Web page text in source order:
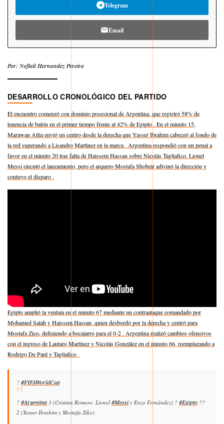
Telegram
Email
Por: Neftali Hernandez Pereira
DESARROLLO CRONOLÓGICO DEL PARTIDO
El encuentro comenzó con dominio posesional de Argentina, que registró 58% de
tenencia de balón en el primer tiempo frente al 42% de Egipto . En el minuto 15,
Marawan Attia envió un centro desde la derecha que Yasser Ibrahim cabeceó al fondo de
la red superando a Lisandro Martínez en la marca . Argentina respondió con un penal a
favor en el minuto 20 tras falta de Haissem Hassan sobre Nicolás Tagliafico. Lionel
Messi ejecutó el lanzamiento, pero el arquero Mostafa Shobeir adivinó la dirección y
contuvo el disparo .
Egipto amplió la ventaja en el minuto 67 mediante un contraataque comandado por
Mohamed Salah y Haissem Hassan, quien desbordó por la derecha y centró para
Mostafa Zico, definiendo a bocajarro para el 0-2 . Argentina realizó cambios ofensivos
con el ingreso de Lautaro Martínez y Nicolás González en el minuto 66, reemplazando a
Rodrigo De Paul y Tagliafico .
? #FIFAWorldCup
? #Argentina 3 (Cristian Romero, Lionel #Messiy Enzo Fernández) ? #Egipto ??
2 (Yasser Ibrahim y Mostafa Ziko)